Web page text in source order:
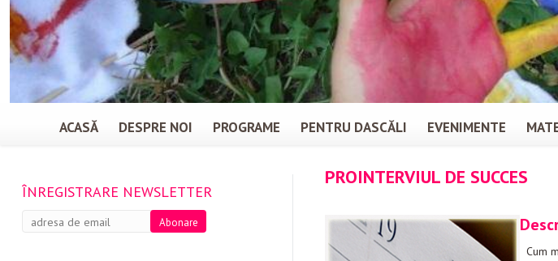
ACASĂ DESPRE NOI PROGRAME PENTRU DASCĂLI EVENIMENTE
PROINTERVIUL DE SUCCES
Cum
ÎNREGISTRARE NEWSLETTER